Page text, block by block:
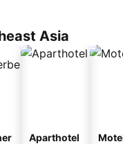
Asia
Aparthotel